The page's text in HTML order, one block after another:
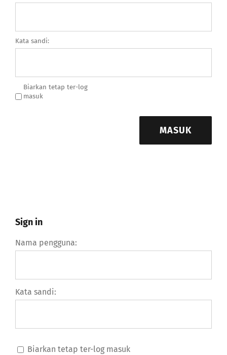
Kata sandi:
Biarkan tetap ter-log
masuk
MASUK
Sign in
Nama pengguna:
Kata sandi:
Biarkan tetap ter-log masuk